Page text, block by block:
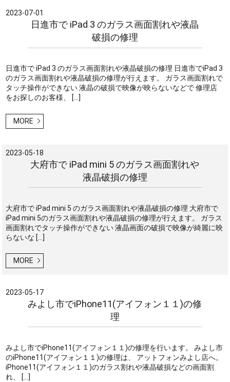
2023-07-01
日進市で iPad 3 のガラス画面割れや液晶
破損の修理
日進市で iPad 3 のガラス画面割れや液晶破損の修理 日進市でiPad 3
のガラス画面割れや液晶破損の修理が行えます。 ガラス画面割れで
タッチ操作ができない 液晶の破損で映像が映らないなどで 修理店
をお探しのお客様、 […]
MORE
2023-05-18
大府市で iPad mini 5 のガラス画面割れや
液晶破損の修理
大府市で iPad mini 5 のガラス画面割れや液晶破損の修理 大府市で
iPad mini 5のガラス画面割れや液晶破損の修理が行えます。 ガラス
画面割れでタッチ操作ができない 液晶画面の破損で映像が綺麗に映
らないな […]
MORE
2023-05-17
みよし市でiPhone11(アイフォン１１)の修
理
みよし市でiPhone11(アイフォン１１)の修理を行います。 みよし市
のiPhone11(アイフォン１１)の修理は、 アットフォンみよし店へ。
iPhone11(アイフォン１１)のガラス割れや液晶破損などの画面割
れ、 […]